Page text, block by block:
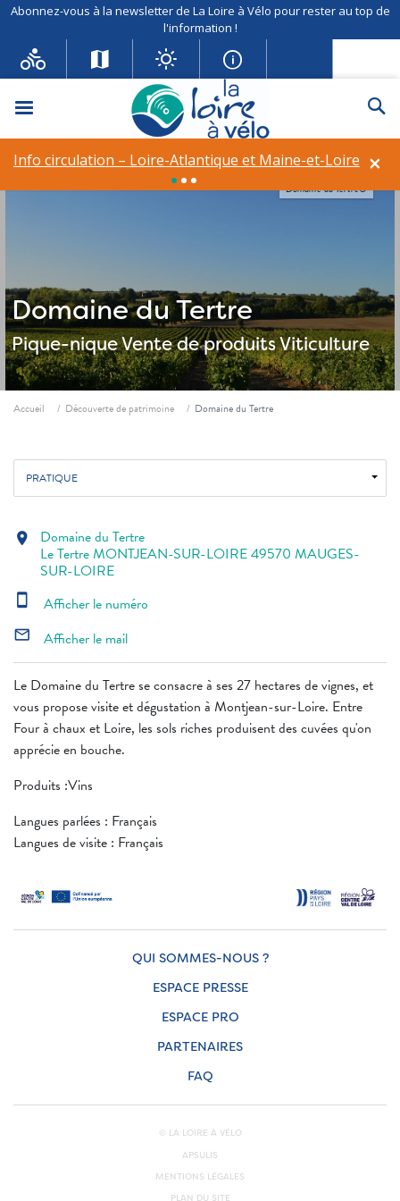
Abonnez-vous à la newsletter de La Loire à Vélo pour rester au top de
l'information !
Menu
×
Info circulation – Loire-Atlantique et Maine-et-Loire
Domaine du Tertre
Pique-niqueVente de produitsViticulture
Domaine du Tertre©
Fil d'ariane
Accueil Découverte de patrimoine Domaine du Tertre
PRATIQUE
Le Domaine du Tertre se consacre à ses 27 hectares de vignes, et
vous propose visite et dégustation à Montjean-sur-Loire. Entre
Four à chaux et Loire, les sols riches produisent des cuvées qu'on
apprécie en bouche.
Produits :Vins
Langues parlées : Français
Langues de visite : Français
location_on Domaine du Tertre
Le Tertre MONTJEAN-SUR-LOIRE 49570 MAUGES-
SUR-LOIRE
smartphone Afficher le numéro
mail_outline Afficher le mail
QUI SOMMES-NOUS ?
ESPACE PRESSE
ESPACE PRO
PARTENAIRES
FAQ
© LA LOIRE À VÉLO
APSULIS
MENTIONS LÉGALES
PLAN DU SITE